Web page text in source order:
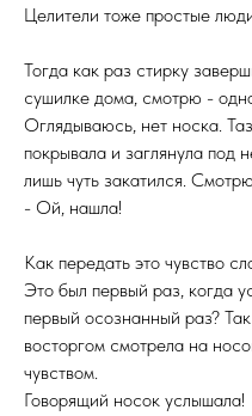
Целители тоже простые
Тогда как раз стирку
сушилке дома, смотрю -
Оглядываюсь, нет носка.
покрывала и заглянула под
лишь чуть закатился.
- Ой, нашла!
Как передать это чувство
Это был первый раз, когда
первый осознанный раз?
восторгом смотрела на
чувством.
Говорящий носок услышала!